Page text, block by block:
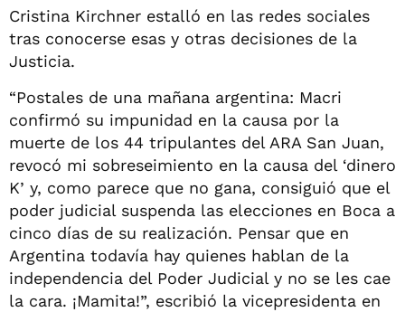
Cristina Kirchner estalló en las redes sociales
tras conocerse esas y otras decisiones de la
Justicia.
“Postales de una mañana argentina: Macri
confirmó su impunidad en la causa por la
muerte de los 44 tripulantes del ARA San Juan,
revocó mi sobreseimiento en la causa del ‘dinero
K’ y, como parece que no gana, consiguió que el
poder judicial suspenda las elecciones en Boca a
cinco días de su realización. Pensar que en
Argentina todavía hay quienes hablan de la
independencia del Poder Judicial y no se les cae
la cara. ¡Mamita!”, escribió la vicepresidenta en